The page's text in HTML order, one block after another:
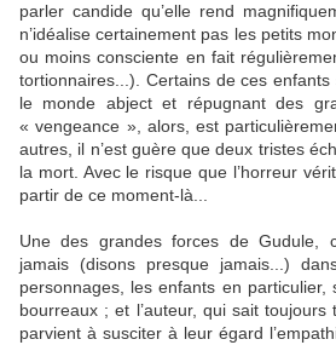
parler candide qu’elle rend
n’idéalise certainement pas les petits
ou moins consciente en fait
tortionnaires...). Certains de ces
le monde abject et répugnant des
« vengeance », alors, est
autres, il n’est guère que deux tristes
la mort. Avec le risque que l’horreur
partir de ce moment-là...
Une des grandes forces de Gudule,
jamais (disons presque jamais...)
personnages, les enfants en
bourreaux ; et l’auteur, qui sait toujours
parvient à susciter à leur égard